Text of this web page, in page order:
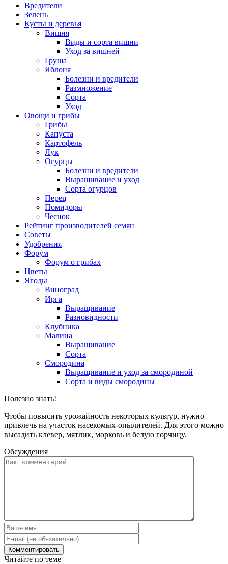
Вредители
Зелень
Кусты и деревья
Вишня
Виды и сорта вишни
Уход за вишней
Груша
Яблоня
Болезни и вредители
Размножение
Сорта
Уход
Овощи и грибы
Грибы
Капуста
Картофель
Лук
Огурцы
Болезни и вредители
Выращивание и уход
Сорта огурцов
Перец
Помидоры
Чеснок
Рейтинг производителей семян
Советы
Удобрения
Форум
Форум о грибах
Цветы
Ягоды
Виноград
Ирга
Выращивание
Разновидности
Клубника
Малина
Выращивание
Сорта
Смородина
Выращивание и уход за смородиной
Сорта и виды смородины
Полезно знать!
Чтобы повысить урожайность некоторых культур, нужно
привлечь на участок насекомых-опылителей. Для этого можно
высадить клевер, мятлик, морковь и белую горчицу.
Обсуждения
Читайте по теме